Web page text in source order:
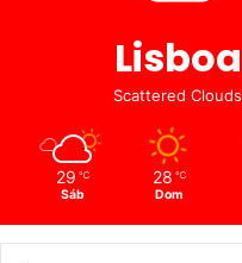
Lisboa
Scattered Clouds
29 ℃
Sáb
28 ℃
Dom